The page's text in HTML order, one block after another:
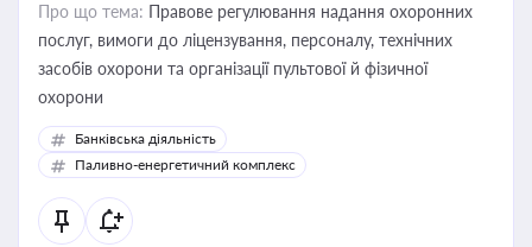
Про що тема: Правове регулювання надання охоронних
послуг, вимоги до ліцензування, персоналу, технічних
засобів охорони та організації пультової й фізичної
охорони
Банківська діяльність
Паливно-енергетичний комплекс